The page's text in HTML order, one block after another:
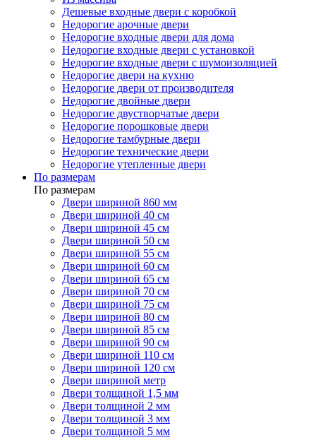
Дешевые входные двери с коробкой
Недорогие арочные двери
Недорогие входные двери для дома
Недорогие входные двери с установкой
Недорогие входные двери с шумоизоляцией
Недорогие двери на кухню
Недорогие двери от производителя
Недорогие двойные двери
Недорогие двустворчатые двери
Недорогие порошковые двери
Недорогие тамбурные двери
Недорогие технические двери
Недорогие утепленные двери
По размерам
По размерам
Двери шириной 860 мм
Двери шириной 40 см
Двери шириной 45 см
Двери шириной 50 см
Двери шириной 55 см
Двери шириной 60 см
Двери шириной 65 см
Двери шириной 70 см
Двери шириной 75 см
Двери шириной 80 см
Двери шириной 85 см
Двери шириной 90 см
Двери шириной 110 см
Двери шириной 120 см
Двери шириной метр
Двери толщиной 1,5 мм
Двери толщиной 2 мм
Двери толщиной 3 мм
Двери толщиной 5 мм